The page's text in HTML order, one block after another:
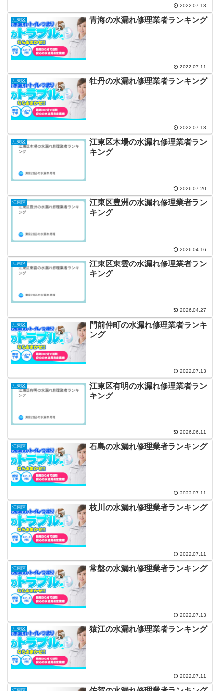
2022.07.13
江東区 青海の水漏れ修理業者ランキング
2022.07.11
江東区 牡丹の水漏れ修理業者ランキング
2022.07.13
江東区
江東区木場の水漏れ修理業者ラン
キング
2026.07.20
江東区
江東区豊洲の水漏れ修理業者ラン
キング
2026.04.16
江東区
江東区東雲の水漏れ修理業者ラン
キング
2026.04.27
江東区
門前仲町の水漏れ修理業者ランキ
ング
2022.07.13
江東区
江東区有明の水漏れ修理業者ラン
キング
2026.06.11
江東区 石島の水漏れ修理業者ランキング
2022.07.11
江東区 枝川の水漏れ修理業者ランキング
2022.07.11
江東区 常盤の水漏れ修理業者ランキング
2022.07.13
江東区 猿江の水漏れ修理業者ランキング
2022.07.11